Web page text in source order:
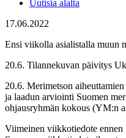
Uutisia alalta
17.06.2022
Ensi viikolla asialistalla muun
20.6. Tilannekuvan päivitys
20.6. Merimetson
ja laadun arviointi Suomen
ohjausryhmän kokous (YM:n
Viimeinen viikkotiedote